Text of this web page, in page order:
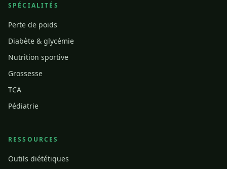
SPÉCIALITÉS
Perte de poids
Diabète & glycémie
Nutrition sportive
Grossesse
TCA
Pédiatrie
RESSOURCES
Outils diététiques